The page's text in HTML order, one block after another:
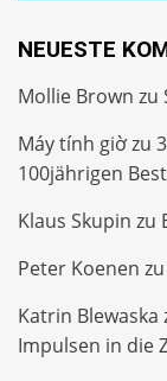
NEUESTE
Mollie Brown zu
Máy tính giờzu
100jährigen
Klaus Skupin zu
Peter Koenen zu
Katrin Blewaska
Impulsen in die